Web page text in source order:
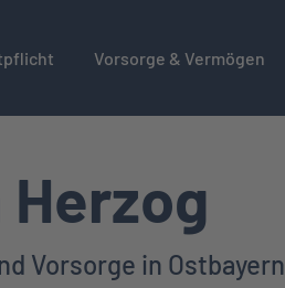
Vorsorge & Vermögen
Vorsorge in Ostbayern